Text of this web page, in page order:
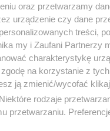
oraz przetwarzamy
urządzenie czy dane
treści,
my i Zaufani Partnerzy
charakterystykę
na korzystanie z
ją zmienić/wycofać
rodzaje
przetwarzaniu.